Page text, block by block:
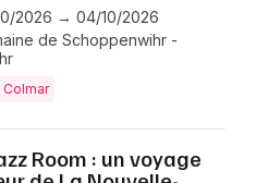
2026 → 04/10/2026
de Schoppenwihr -
Room : un voyage